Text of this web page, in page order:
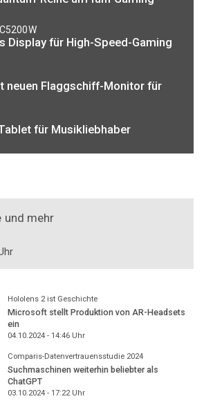
Display für High-Speed-Gaming
neuen Flaggschiff-Monitor für
für Musikliebhaber
und mehr
Hololens 2 ist Geschichte
Microsoft stellt Produktion von AR-Headsets
ein
04.10.2024 - 14:46Uhr
Comparis-Datenvertrauensstudie 2024
Suchmaschinen weiterhin beliebter als
ChatGPT
03.10.2024 - 17:22Uhr